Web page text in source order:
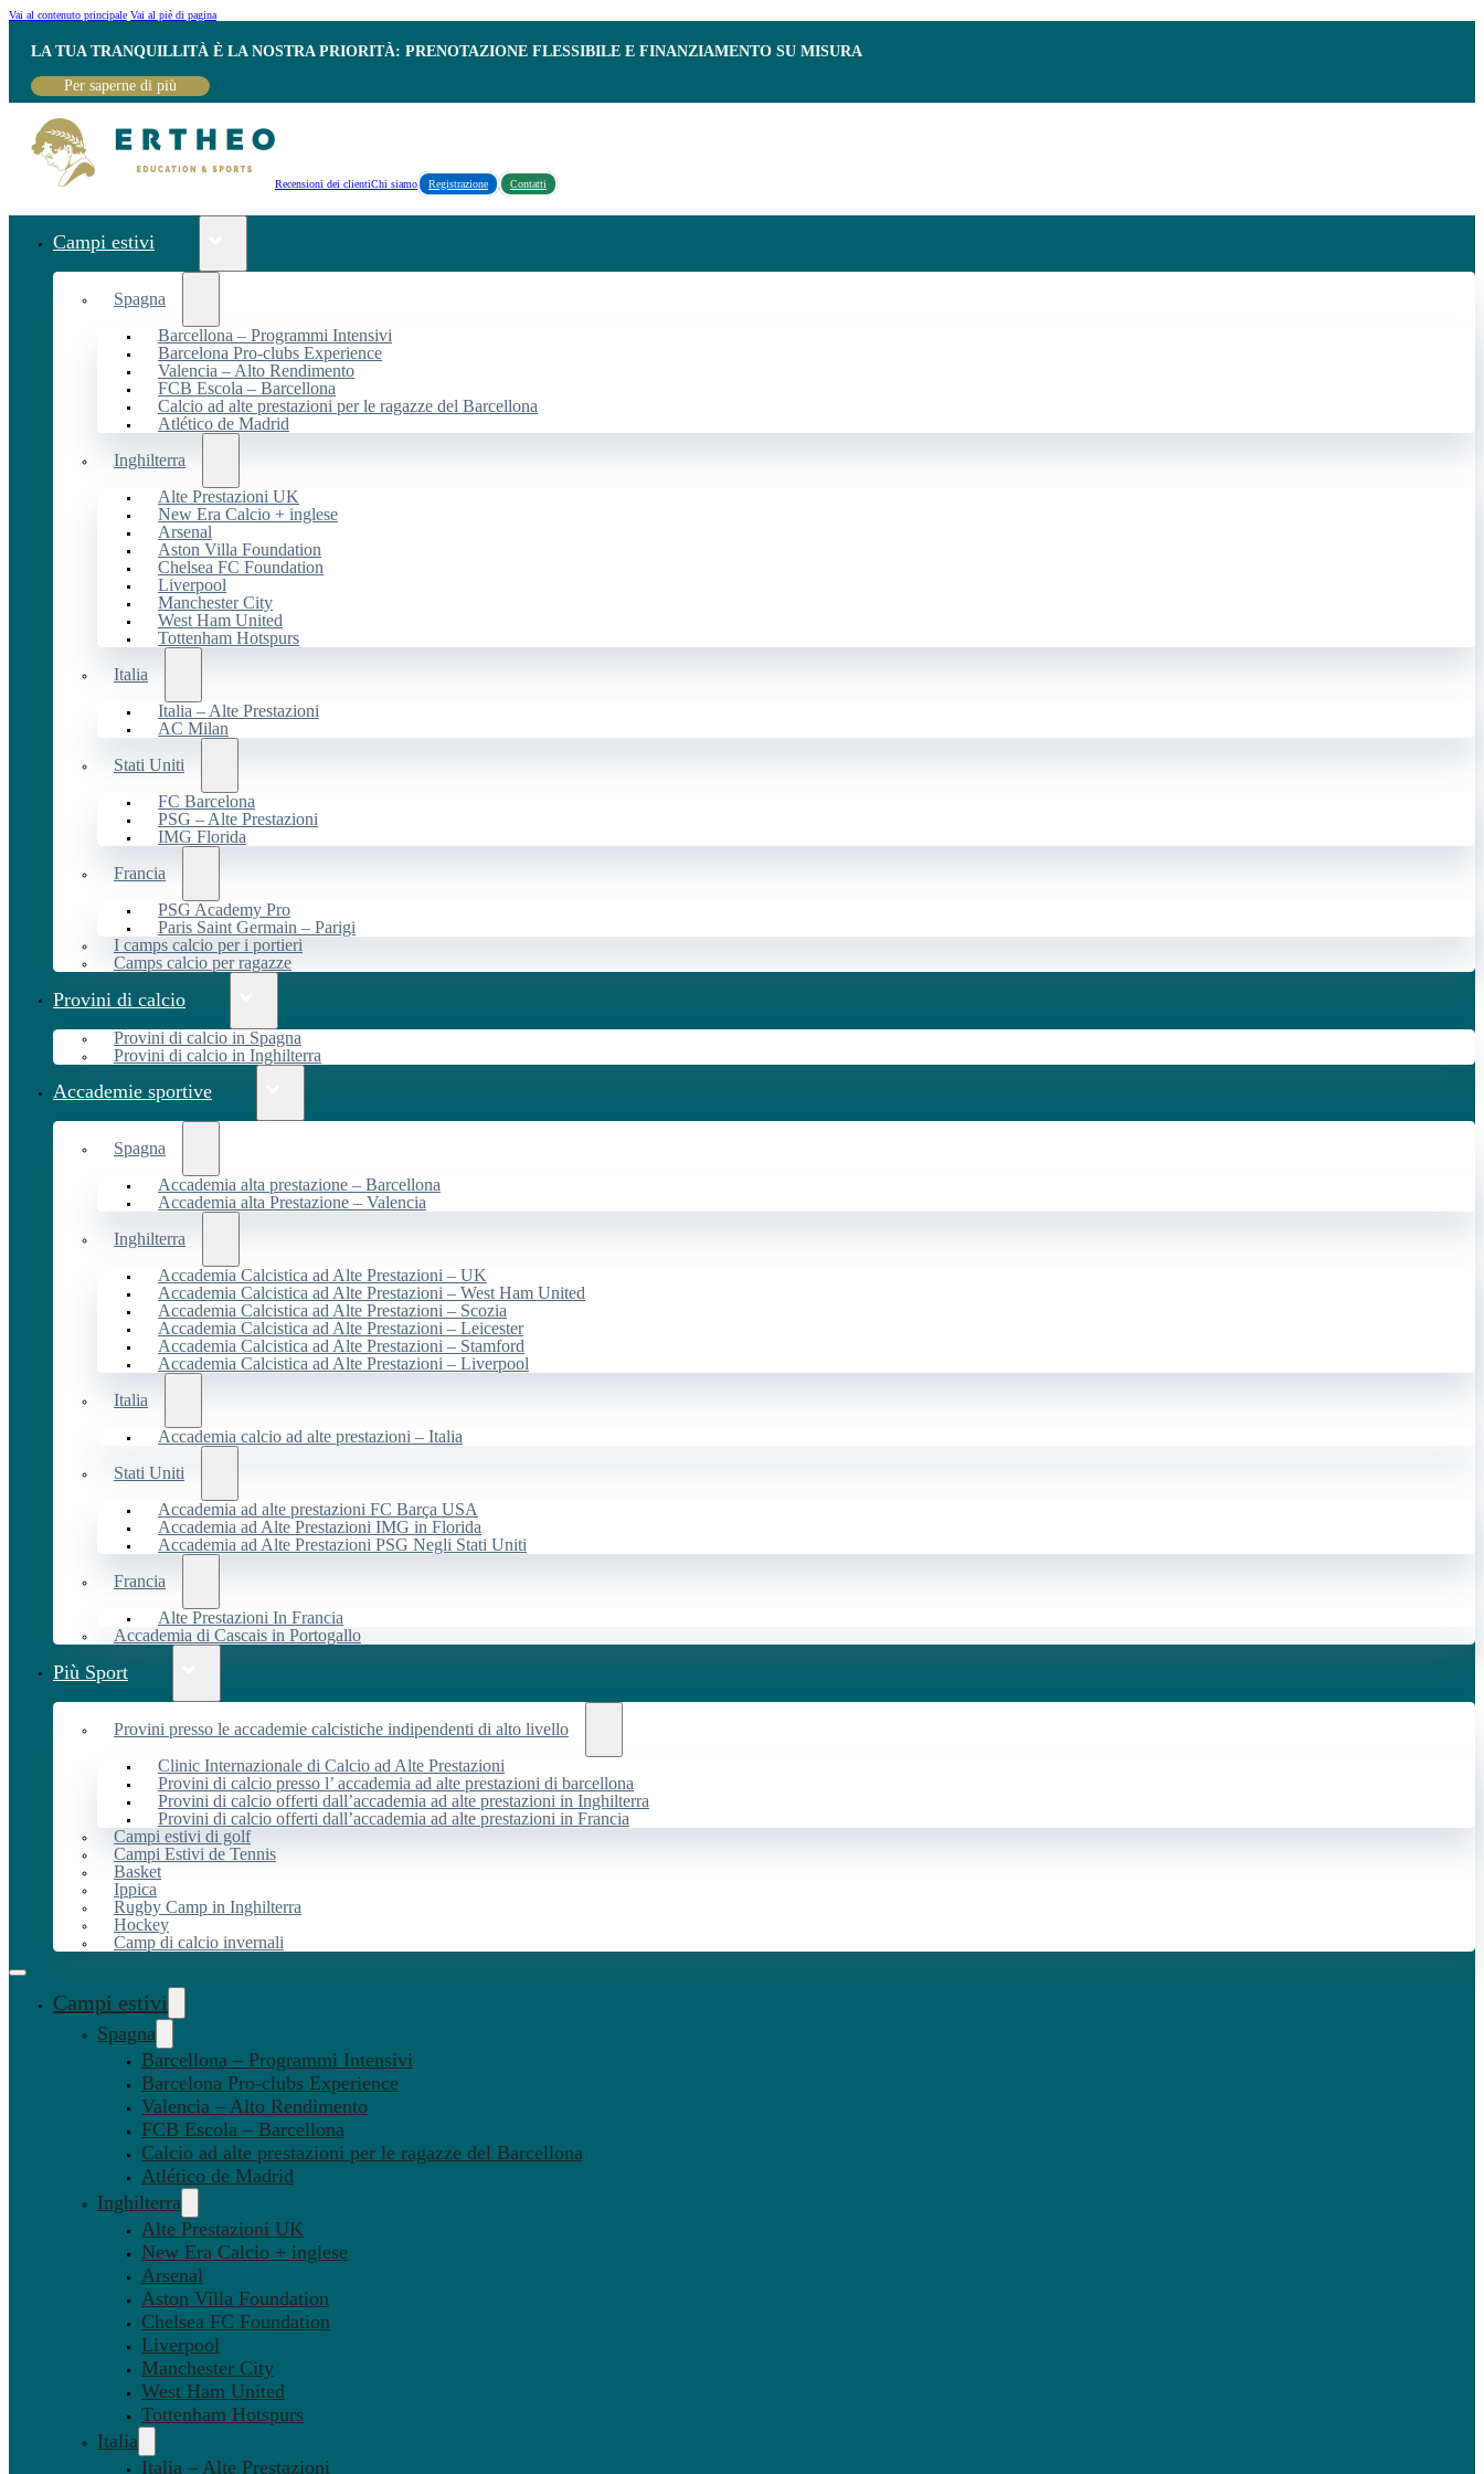
Vai al contenuto principale Vai al piè di pagina
LA TUA TRANQUILLITÀ È LA NOSTRA PRIORITÀ: PRENOTAZIONE FLESSIBILE E FINANZIAMENTO SU MISURA
Per saperne di più
Recensioni dei clientiChi siamo Registrazione Contatti
Campi estivi
Spagna
Barcellona – Programmi Intensivi
Barcelona Pro-clubs Experience
Valencia – Alto Rendimento
FCB Escola – Barcellona
Calcio ad alte prestazioni per le ragazze del Barcellona
Atlético de Madrid
Inghilterra
Alte Prestazioni UK
New Era Calcio + inglese
Arsenal
Aston Villa Foundation
Chelsea FC Foundation
Liverpool
Manchester City
West Ham United
Tottenham Hotspurs
Italia
Italia – Alte Prestazioni
AC Milan
Stati Uniti
FC Barcelona
PSG – Alte Prestazioni
IMG Florida
Francia
PSG Academy Pro
Paris Saint Germain – Parigi
I camps calcio per i portieri
Camps calcio per ragazze
Provini di calcio
Provini di calcio in Spagna
Provini di calcio in Inghilterra
Accademie sportive
Spagna
Accademia alta prestazione – Barcellona
Accademia alta Prestazione – Valencia
Inghilterra
Accademia Calcistica ad Alte Prestazioni – UK
Accademia Calcistica ad Alte Prestazioni – West Ham United
Accademia Calcistica ad Alte Prestazioni – Scozia
Accademia Calcistica ad Alte Prestazioni – Leicester
Accademia Calcistica ad Alte Prestazioni – Stamford
Accademia Calcistica ad Alte Prestazioni – Liverpool
Italia
Accademia calcio ad alte prestazioni – Italia
Stati Uniti
Accademia ad alte prestazioni FC Barça USA
Accademia ad Alte Prestazioni IMG in Florida
Accademia ad Alte Prestazioni PSG Negli Stati Uniti
Francia
Alte Prestazioni In Francia
Accademia di Cascais in Portogallo
Più Sport
Provini presso le accademie calcistiche indipendenti di alto livello
Clinic Internazionale di Calcio ad Alte Prestazioni
Provini di calcio presso l’ accademia ad alte prestazioni di barcellona
Provini di calcio offerti dall’accademia ad alte prestazioni in Inghilterra
Provini di calcio offerti dall’accademia ad alte prestazioni in Francia
Campi estivi di golf
Campi Estivi de Tennis
Basket
Ippica
Rugby Camp in Inghilterra
Hockey
Camp di calcio invernali
Campi estivi
Spagna
Barcellona – Programmi Intensivi
Barcelona Pro-clubs Experience
Valencia – Alto Rendimento
FCB Escola – Barcellona
Calcio ad alte prestazioni per le ragazze del Barcellona
Atlético de Madrid
Inghilterra
Alte Prestazioni UK
New Era Calcio + inglese
Arsenal
Aston Villa Foundation
Chelsea FC Foundation
Liverpool
Manchester City
West Ham United
Tottenham Hotspurs
Italia
Italia – Alte Prestazioni